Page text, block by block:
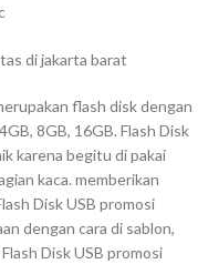
flash disk dengan
8GB, 16GB. Flash Disk
karena begitu di pakai
kaca. memberikan
Disk USB promosi
dengan cara di sablon,
Disk USB promosi